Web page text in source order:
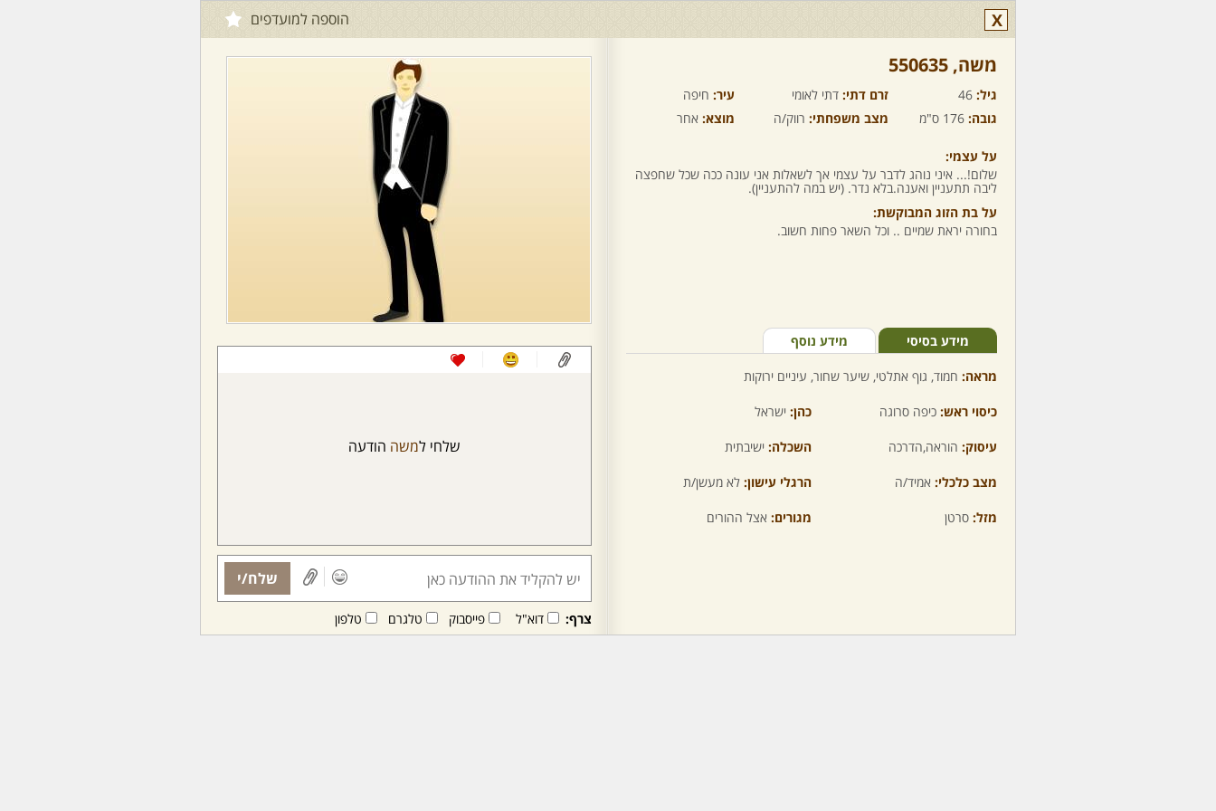
X הוספה למועדפים
משה,‏ 550635
גיל: 46 זרם דתי: דתי לאומי עיר: חיפה
גובה: 176 ס"מ מצב משפחתי: רווק/ה מוצא: אחר
על עצמי:
שלום!... איני נוהג לדבר על עצמי אך לשאלות אני עונה ככה שכל שחפצה
ליבה תתעניין ואענה.בלא נדר. (יש במה להתעניין).
על בת הזוג המבוקשת:
בחורה יראת שמיים .. וכל השאר פחות חשוב.
מידע בסיסי מידע נוסף
מראה: חמוד, גוף אתלטי, שיער שחור, עיניים ירוקות
כיסוי ראש: כיפה סרוגה כהן: ישראל
עיסוק: הוראה,הדרכה השכלה: ישיבתית
מצב כלכלי: אמיד/ה הרגלי עישון: לא מעשן/ת
מזל: סרטן מגורים: אצל ההורים
שלחי למשה הודעה
שלח/י
צרף: דוא"ל פייסבוק טלגרם טלפון